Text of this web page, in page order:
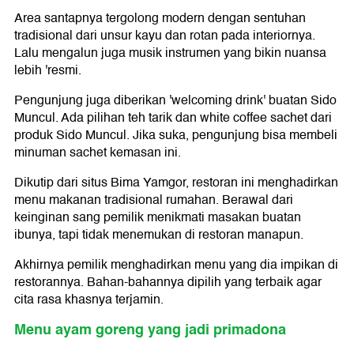
Area santapnya tergolong modern dengan sentuhan
tradisional dari unsur kayu dan rotan pada interiornya.
Lalu mengalun juga musik instrumen yang bikin nuansa
lebih 'resmi.
Pengunjung juga diberikan 'welcoming drink' buatan Sido
Muncul. Ada pilihan teh tarik dan white coffee sachet dari
produk Sido Muncul. Jika suka, pengunjung bisa membeli
minuman sachet kemasan ini.
Dikutip dari situs Bima Yamgor, restoran ini menghadirkan
menu makanan tradisional rumahan. Berawal dari
keinginan sang pemilik menikmati masakan buatan
ibunya, tapi tidak menemukan di restoran manapun.
Akhirnya pemilik menghadirkan menu yang dia impikan di
restorannya. Bahan-bahannya dipilih yang terbaik agar
cita rasa khasnya terjamin.
Menu ayam goreng yang jadi primadona